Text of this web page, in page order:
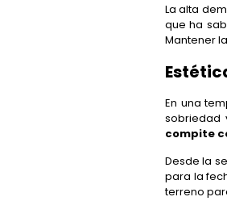
La alta
que ha
Mantener
En una
sobriedad
compite
Desde la
para la
terreno